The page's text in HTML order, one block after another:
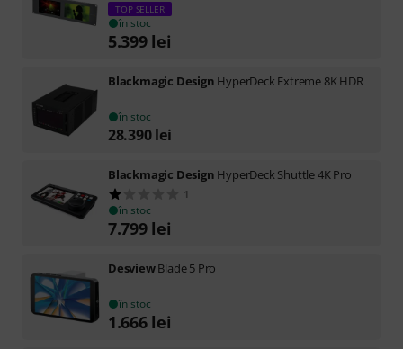
TOP SELLER
în stoc
5.399 lei
Blackmagic Design HyperDeck Extreme 8K HDR
în stoc
28.390 lei
Blackmagic Design HyperDeck Shuttle 4K Pro
1
în stoc
7.799 lei
DesviewBlade 5 Pro
în stoc
1.666 lei